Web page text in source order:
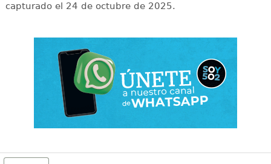
capturado el 24 de octubre de 2025.